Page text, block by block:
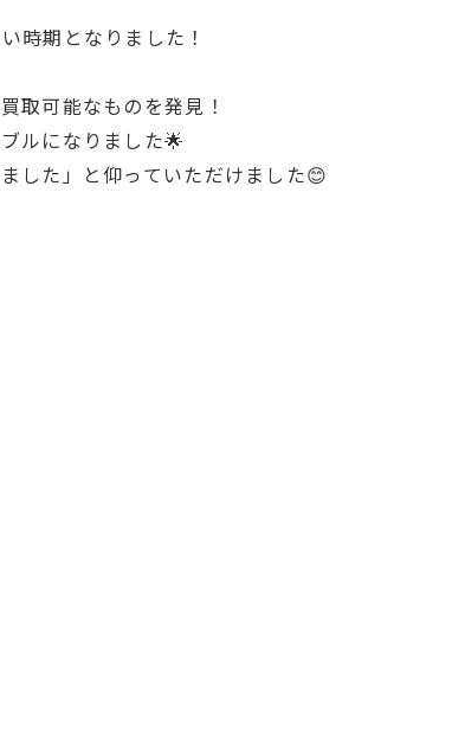
時期となりました！
取可能なものを発見！
ルになりました🌟
した」と仰っていただけました😊